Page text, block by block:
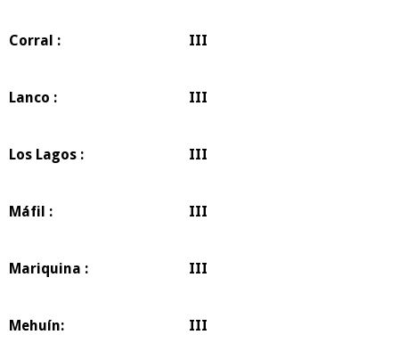
Corral : III
Lanco : III
Los Lagos : III
Máfil : III
Mariquina : III
Mehuí­n: III